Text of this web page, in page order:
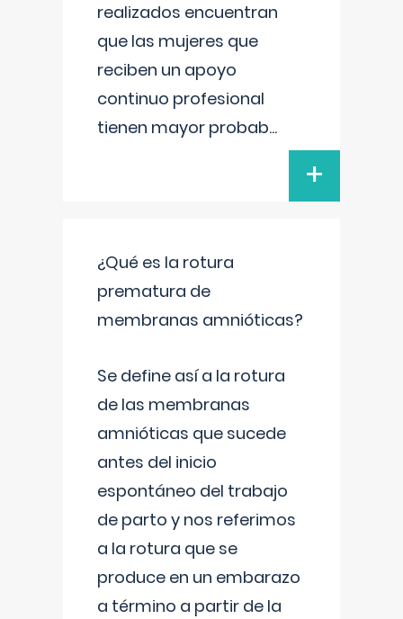
realizados encuentran
que las mujeres que
reciben un apoyo
continuo profesional
tienen mayor probab...
+
¿Qué es la rotura
prematura de
membranas amnióticas?
Se define así a la rotura
de las membranas
amnióticas que sucede
antes del inicio
espontáneo del trabajo
de parto y nos referimos
a la rotura que se
produce en un embarazo
a término a partir de la